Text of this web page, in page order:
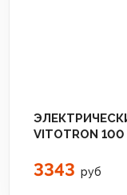
VITOTRON 100
3343 руб